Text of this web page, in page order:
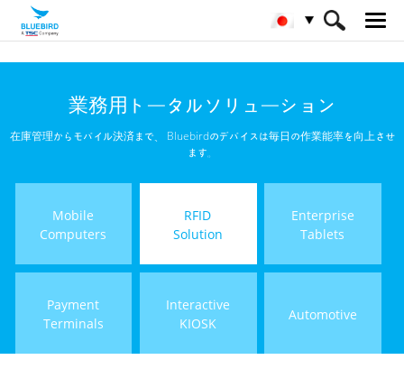
Desktop RFID Reader
業務用トータルソリューション
在庫管理からモバイル決済まで、 Bluebirdのデバイスは毎日の作業能率を向上させ
ます。
Mobile
Computers
RFID
Solution
Enterprise
Tablets
Payment
Terminals
Interactive
KIOSK
Automotive